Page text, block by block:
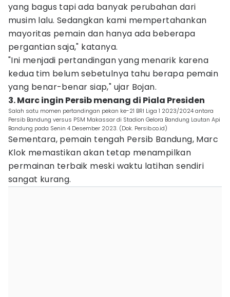
yang bagus tapi ada banyak perubahan dari
musim lalu. Sedangkan kami mempertahankan
mayoritas pemain dan hanya ada beberapa
pergantian saja," katanya.
"Ini menjadi pertandingan yang menarik karena
kedua tim belum sebetulnya tahu berapa pemain
yang benar-benar siap," ujar Bojan.
3. Marc ingin Persib menang di Piala Presiden
Salah satu momen pertandingan pekan ke-21 BRI Liga 1 2023/2024 antara
Persib Bandung versus PSM Makassar di Stadion Gelora Bandung Lautan Api
Bandung pada Senin 4 Desember 2023. (Dok. Persib.co.id)
Sementara, pemain tengah Persib Bandung, Marc
Klok memastikan akan tetap menampilkan
permainan terbaik meski waktu latihan sendiri
sangat kurang.